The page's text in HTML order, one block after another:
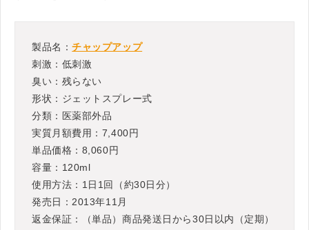
製品名：チャップアップ
刺激：低刺激
臭い：残らない
形状：ジェットスプレー式
分類：医薬部外品
実質月額費用：7,400円
単品価格：8,060円
容量：120ml
使用方法：1日1回（約30日分）
発売日：2013年11月
返金保証：（単品）商品発送日から30日以内（定期）